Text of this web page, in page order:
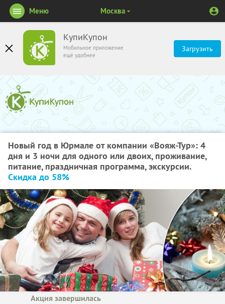
КупиКупон
Мобильное приложение
ещё удобнее
Загрузить
Меню Москва
Новый год в Юрмале от компании «Вояж-Тур»: 4
дня и 3 ночи для одного или двоих, проживание,
питание, праздничная программа, экскурсии.
Скидка до 58%
Акция завершилась